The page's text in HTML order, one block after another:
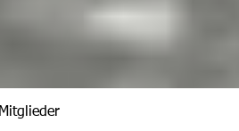
Mitglieder